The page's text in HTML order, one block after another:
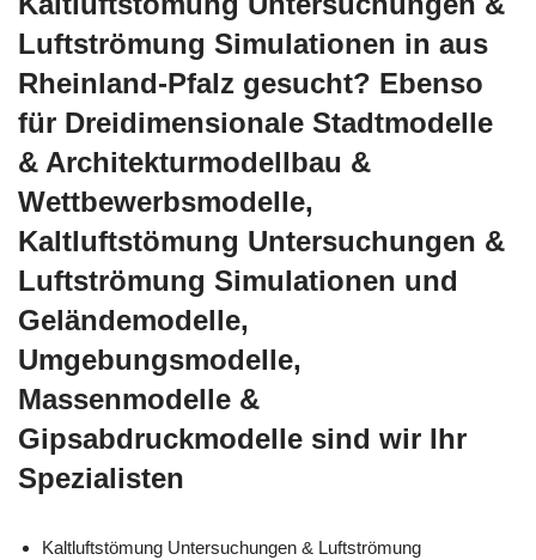
Luftströmung Simulationen in aus
Rheinland-Pfalz gesucht? Ebenso
für Dreidimensionale Stadtmodelle
& Architekturmodellbau &
Wettbewerbsmodelle,
Kaltluftstömung Untersuchungen &
Luftströmung Simulationen und
Geländemodelle,
Umgebungsmodelle,
Massenmodelle &
Gipsabdruckmodelle sind wir Ihr
Spezialisten
Kaltluftstömung Untersuchungen & Luftströmung